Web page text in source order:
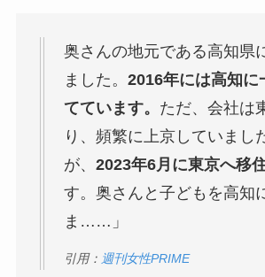
奥さんの地元である高知県
ました。 2016年には高知に
てています。 ただ、会社は
り、頻繁に上京していまし
が、 2023年6月に東京へ移
す。奥さんと子どもを高知
ま……」
引用： 週刊女性PRIME